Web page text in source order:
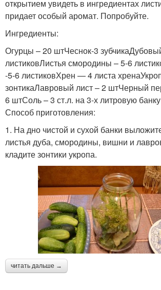
открытием увидеть в ингредиентах
придает особый аромат. Попробуйте.
Ингредиенты:
Огурцы – 20 штЧеснок-3
листиковЛистья смородины – 5-6
-5-6 листиковХрен — 4 листа
зонтикаЛавровый лист – 2 штЧерный
6 штСоль – 3 ст.л. на 3-х литровую банку
Способ приготовления:
1. На дно чистой и сухой банки
листья дуба, смородины, вишни и
кладите зонтики укропа.
читать дальше →